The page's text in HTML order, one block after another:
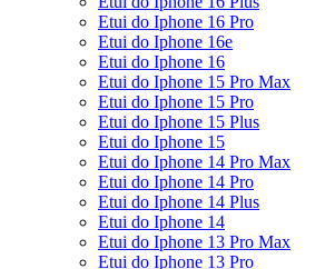
Etui do Iphone 16 Pro
Etui do Iphone 16e
Etui do Iphone 16
Etui do Iphone 15 Pro Max
Etui do Iphone 15 Pro
Etui do Iphone 15 Plus
Etui do Iphone 15
Etui do Iphone 14 Pro Max
Etui do Iphone 14 Pro
Etui do Iphone 14 Plus
Etui do Iphone 14
Etui do Iphone 13 Pro Max
Etui do Iphone 13 Pro